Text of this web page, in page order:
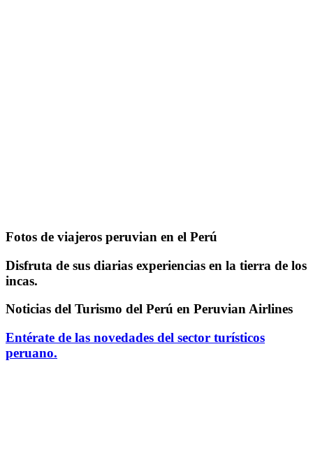
Fotos de viajeros peruvian en el Perú
Disfruta de sus diarias experiencias en la tierra de los
incas.
Noticias del Turismo del Perú en Peruvian Airlines
Entérate de las novedades del sector turísticos
peruano.